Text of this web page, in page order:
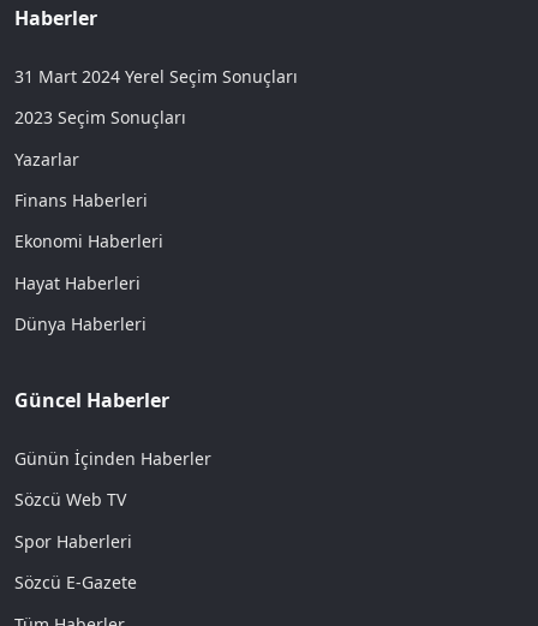
Haberler
31 Mart 2024 Yerel Seçim Sonuçları
2023 Seçim Sonuçları
Yazarlar
Finans Haberleri
Ekonomi Haberleri
Hayat Haberleri
Dünya Haberleri
Güncel Haberler
Günün İçinden Haberler
Sözcü Web TV
Spor Haberleri
Sözcü E-Gazete